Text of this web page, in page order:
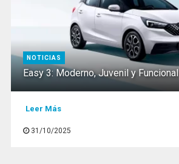
NOTICIAS
Easy 3: Moderno, Juvenil y Funcional
Leer Más
31/10/2025